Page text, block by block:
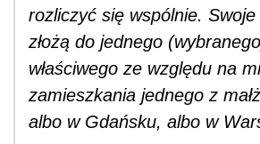
rozliczyć się wspólnie.
złożą do jednego
właściwego ze względu na
zamieszkania jednego z
albo w Gdańsku, albo w